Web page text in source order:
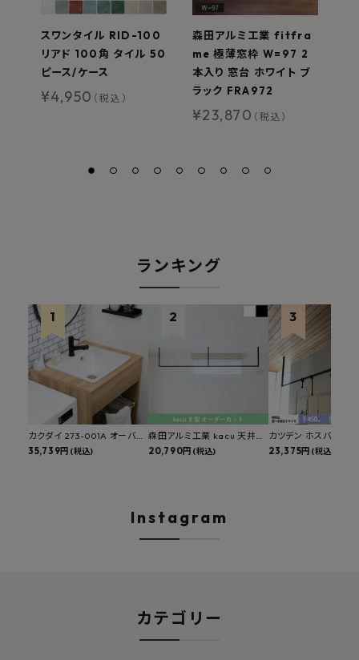
スワンタイル RID-100
リアド 100角 タイル 50
ピース/ケース
¥4,950 （税込）
森田アルミ工業 fitfra
me 極薄窓枠 W=97 2
本入り 窓台 ホワイト ブ
ラック FRA972
¥23,870 （税込）
ランキング
カクダイ 273-001A オーバー
カウンタースロップシンク 選
35,739円 (税込)
森田アルミ工業 kacu 天井付
け物干し E型 サイズオーダー
20,790円 (税込)
カツデン ホスバ 天井
物干し 標準サイズ ス
23,375円 (税込)
Instagram
カテゴリー